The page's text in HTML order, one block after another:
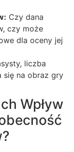
Czy dana
czy może
dla oceny jej
liczba
się na obraz gry
Wpływ